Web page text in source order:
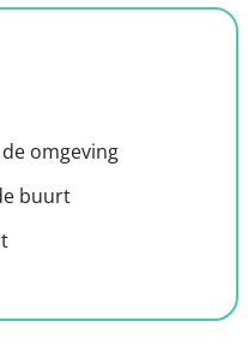
omgeving
buurt